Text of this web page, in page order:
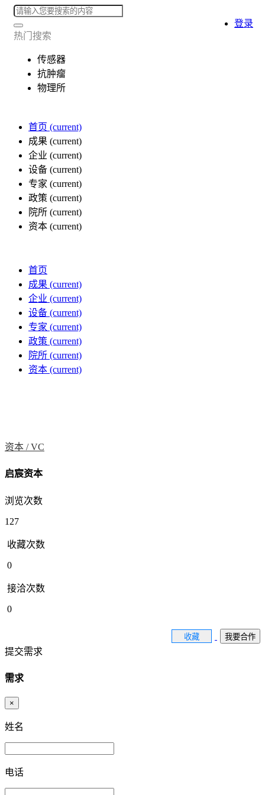
热门搜索
传感器
抗肿瘤
物理所
首页 (current)
成果 (current)
企业 (current)
设备 (current)
专家 (current)
政策 (current)
院所 (current)
资本 (current)
登录
首页
成果 (current)
企业 (current)
设备 (current)
专家 (current)
政策 (current)
院所 (current)
资本 (current)
资本 /VC
启宸资本
浏览次数
127
收藏次数
0
接洽次数
0
收藏 我要合作
提交需求
需求
×
姓名
电话